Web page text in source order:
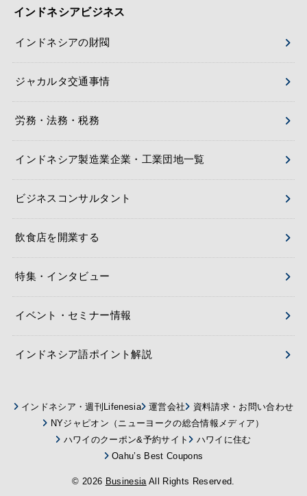
インドネシアビジネス
インドネシアの財閥
ジャカルタ交通事情
労務・法務・税務
インドネシア製造業企業・工業団地一覧
ビジネスコンサルタント
飲食店を開業する
特集・インタビュー
イベント・セミナー情報
インドネシア語ポイント解説
インドネシア・週刊Lifenesia 運営会社
資料請求・お問い合わせ
NYジャピオン（ニューヨークの総合情報メディア）
ハワイのクーポン&予約サイト
ハワイに住む
Oahu’s Best Coupons
© 2026 BusinesiaAll Rights Reserved.